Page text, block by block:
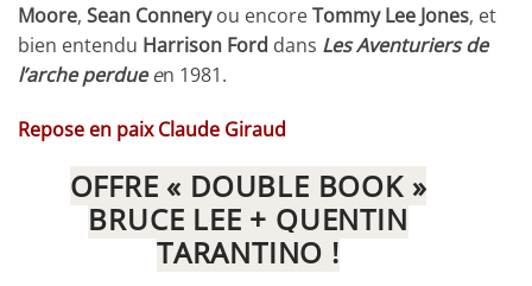
Moore, Sean Conneryou encoreTommy Lee Jones, et
bien entendu Harrison Ford dans Les Aventuriers de
l’arche perdue en 1981.
Repose en paix Claude Giraud
OFFRE « DOUBLE BOOK »
BRUCE LEE + QUENTIN
TARANTINO !